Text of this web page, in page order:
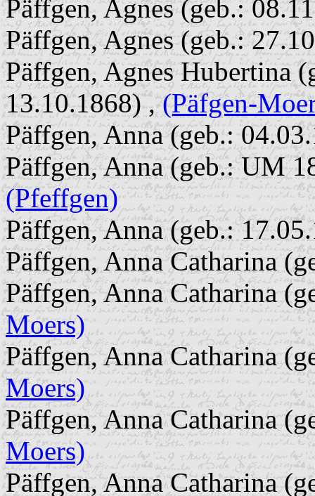
Päffgen, Agnes (geb.:
Päffgen, Agnes (geb.:
Päffgen, Agnes Hubertina
13.10.1868) ,(Päfgen-
Päffgen, Anna (geb.:
Päffgen, Anna (geb.: UM
(Pfeffgen)
Päffgen, Anna (geb.:
Päffgen, Anna Catharina
Päffgen, Anna Catharina
Moers)
Päffgen, Anna Catharina
Moers)
Päffgen, Anna Catharina
Moers)
Päffgen, Anna Catharina